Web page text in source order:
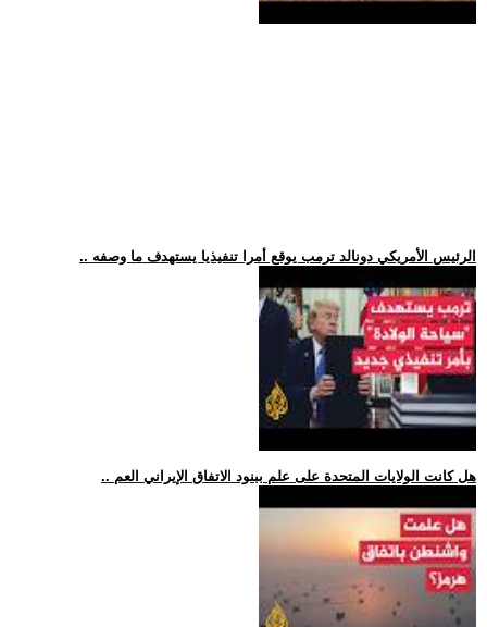
.. الرئيس الأمريكي دونالد ترمب يوقع أمرا تنفيذيا يستهدف ما وصفه
.. هل كانت الولايات المتحدة على علم ببنود الاتفاق الإيراني العم